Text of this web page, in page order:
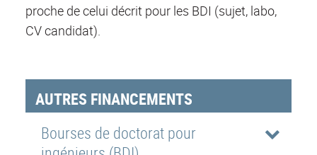
proche de celui décrit pour les BDI (sujet, labo,
CV candidat).
AUTRES FINANCEMENTS
Bourses de doctorat pour